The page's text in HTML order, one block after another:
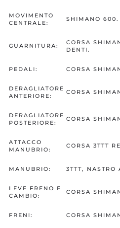
MOVIMENTO
CENTRALE:
SHIMANO 600.
GUARNITURA:
CORSA
DENTI.
PEDALI: CORSA
DERAGLIATORE
ANTERIORE:
CORSA
DERAGLIATORE
POSTERIORE:
CORSA
ATTACCO
MANUBRIO:
CORSA 3TTT
MANUBRIO: 3TTT, NASTRO
LEVE FRENO E
CAMBIO:
CORSA
FRENI: CORSA